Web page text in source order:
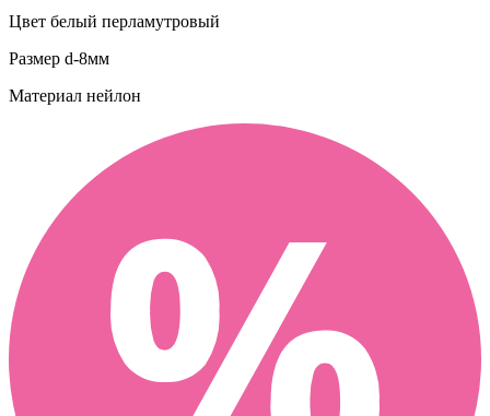
Цвет белый перламутровый
Размер d-8мм
Материал нейлон